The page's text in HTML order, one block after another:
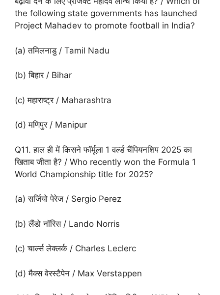
the following state governments has launched
Project Mahadev to promote football in India?
(a) तमिलनाडु / Tamil Nadu
(b) बिहार / Bihar
(c) महाराष्ट्र / Maharashtra
(d) मणिपुर / Manipur
Q11. हाल ही में किसने फॉर्मूला 1 वर्ल्ड चैंपियनशिप 2025 का
खिताब जीता है? / Who recently won the Formula 1
World Championship title for 2025?
(a) सर्जियो पेरेज / Sergio Perez
(b) लैंडो नॉरिस / Lando Norris
(c) चार्ल्स लेक्लर्क / Charles Leclerc
(d) मैक्स वेरस्टैपेन / Max Verstappen